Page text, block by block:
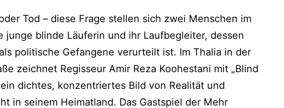
Tod – diese Frage stellen sich zwei Menschen im
junge blinde Läuferin und ihr Laufbegleiter, dessen
politische Gefangene verurteilt ist. Im Thalia in der
zeichnet Regisseur Amir Reza Koohestani mit „Blind
ein dichtes, konzentriertes Bild von Realität und
in seinem Heimatland. Das Gastspiel der Mehr